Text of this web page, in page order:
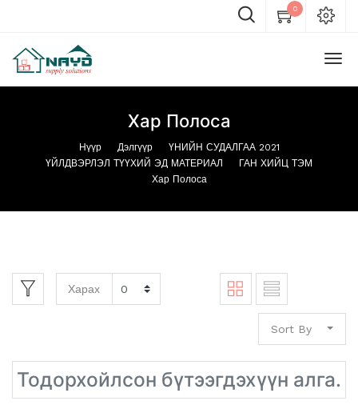
0
Хар Полоса
Нүүр Дэлгүүр
ҮНИЙН СУДАЛГАА 2021
ҮЙЛДВЭРЛЭЛ ТҮҮХИЙ ЭД МАТЕРИАЛ
ГАН ХИЙЦ ТЭМ
Хар Полоса
Харах
Sort By
Тодорхойлсон бүтээгдэхүүн алга.